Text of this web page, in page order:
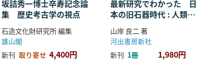
坂詰秀一博士卒寿記念論
集 歴史考古学の視点
石造文化財研究所 編集
雄山閣
新刊 取り寄せ 4,400円
最新研究でわかった 日
本の旧石器時代 : 人類は
日本列島に、定説より
5000年前に来ていた?!
山岸 良二 著
河出書房新社
新刊 1冊 1,980円